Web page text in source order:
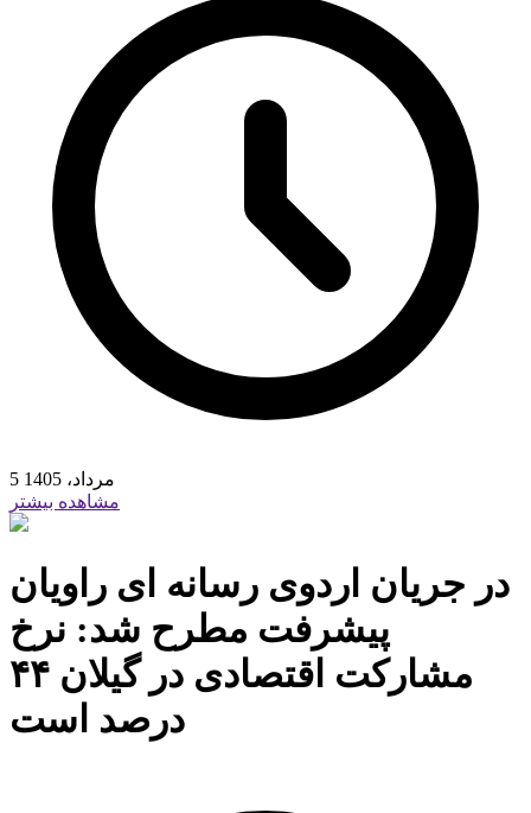
5 مرداد، 1405
مشاهده بیشتر
در جریان اردوی رسانه ای راویان
پیشرفت مطرح شد: نرخ
مشارکت اقتصادی در گیلان ۴۴
درصد است